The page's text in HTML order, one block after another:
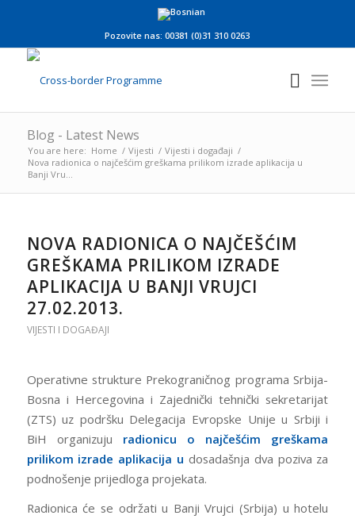
Pozovite nas: 00381 (0)31 310 0263
Blog - Latest News
You are here: Home / Vijesti / Vijesti i događaji /
Nova radionica o najčešćim greškama prilikom izrade aplikacija u
Banji Vru...
NOVA RADIONICA O NAJČEŠĆIM
GREŠKAMA PRILIKOM IZRADE
APLIKACIJA U BANJI VRUJCI
27.02.2013.
VIJESTI I DOGAĐAJI
Operativne strukture Prekograničnog programa Srbija-
Bosna i Hercegovina i Zajednički tehnički sekretarijat
(ZTS) uz podršku Delegacija Evropske Unije u Srbiji i
BiH organizuju radionicu o najčešćim greškama
prilikom izrade aplikacija u dosadašnja dva poziva za
podnošenje prijedloga projekata.
Radionica će se održati u Banji Vrujci (Srbija) u hotelu